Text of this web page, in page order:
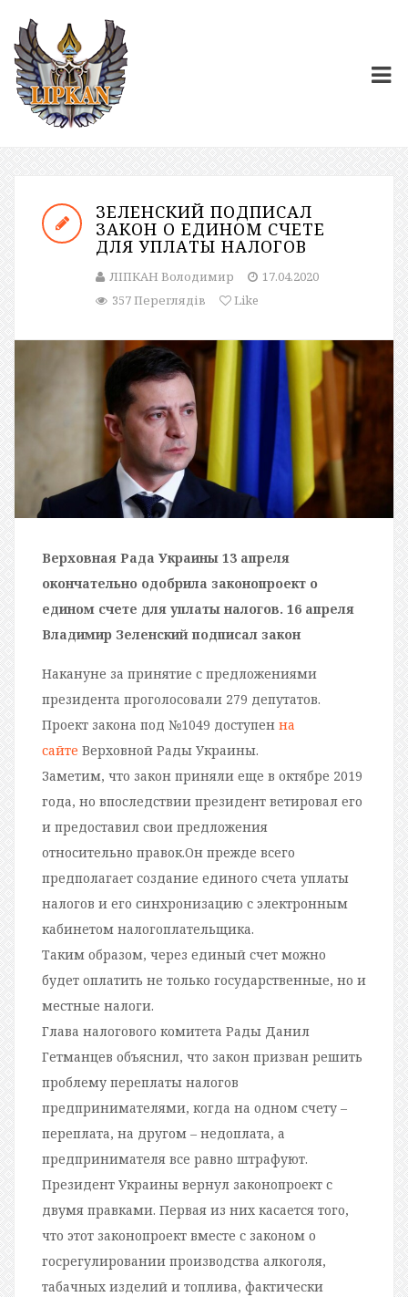
ЗЕЛЕНСКИЙ ПОДПИСАЛ
ЗАКОН О ЕДИНОМ СЧЕТЕ
ДЛЯ УПЛАТЫ НАЛОГОВ
ЛІПКАН Володимир
17.04.2020
357 Переглядів
Like
Верховная Рада Украины 13 апреля
окончательно одобрила законопроект о
едином счете для уплаты налогов. 16 апреля
Владимир Зеленский подписал закон
Накануне за принятие с предложениями
президента проголосовали 279 депутатов.
Проект закона под №1049 доступен на
сайте Верховной Рады Украины.
Заметим, что закон приняли еще в октябре 2019
года, но впоследствии президент ветировал его
и предоставил свои предложения
относительно правок.Он прежде всего
предполагает создание единого счета уплаты
налогов и его синхронизацию с электронным
кабинетом налогоплательщика.
Таким образом, через единый счет можно
будет оплатить не только государственные, но и
местные налоги.
Глава налогового комитета Рады Данил
Гетманцев объяснил, что закон призван решить
проблему переплаты налогов
предпринимателями, когда на одном счету –
переплата, на другом – недоплата, а
предпринимателя все равно штрафуют.
Президент Украины вернул законопроект с
двумя правками. Первая из них касается того,
что этот законопроект вместе с законом о
госрегулировании производства алкоголя,
табачных изделий и топлива, фактически